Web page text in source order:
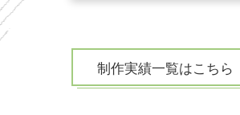
制作実績一覧はこちら